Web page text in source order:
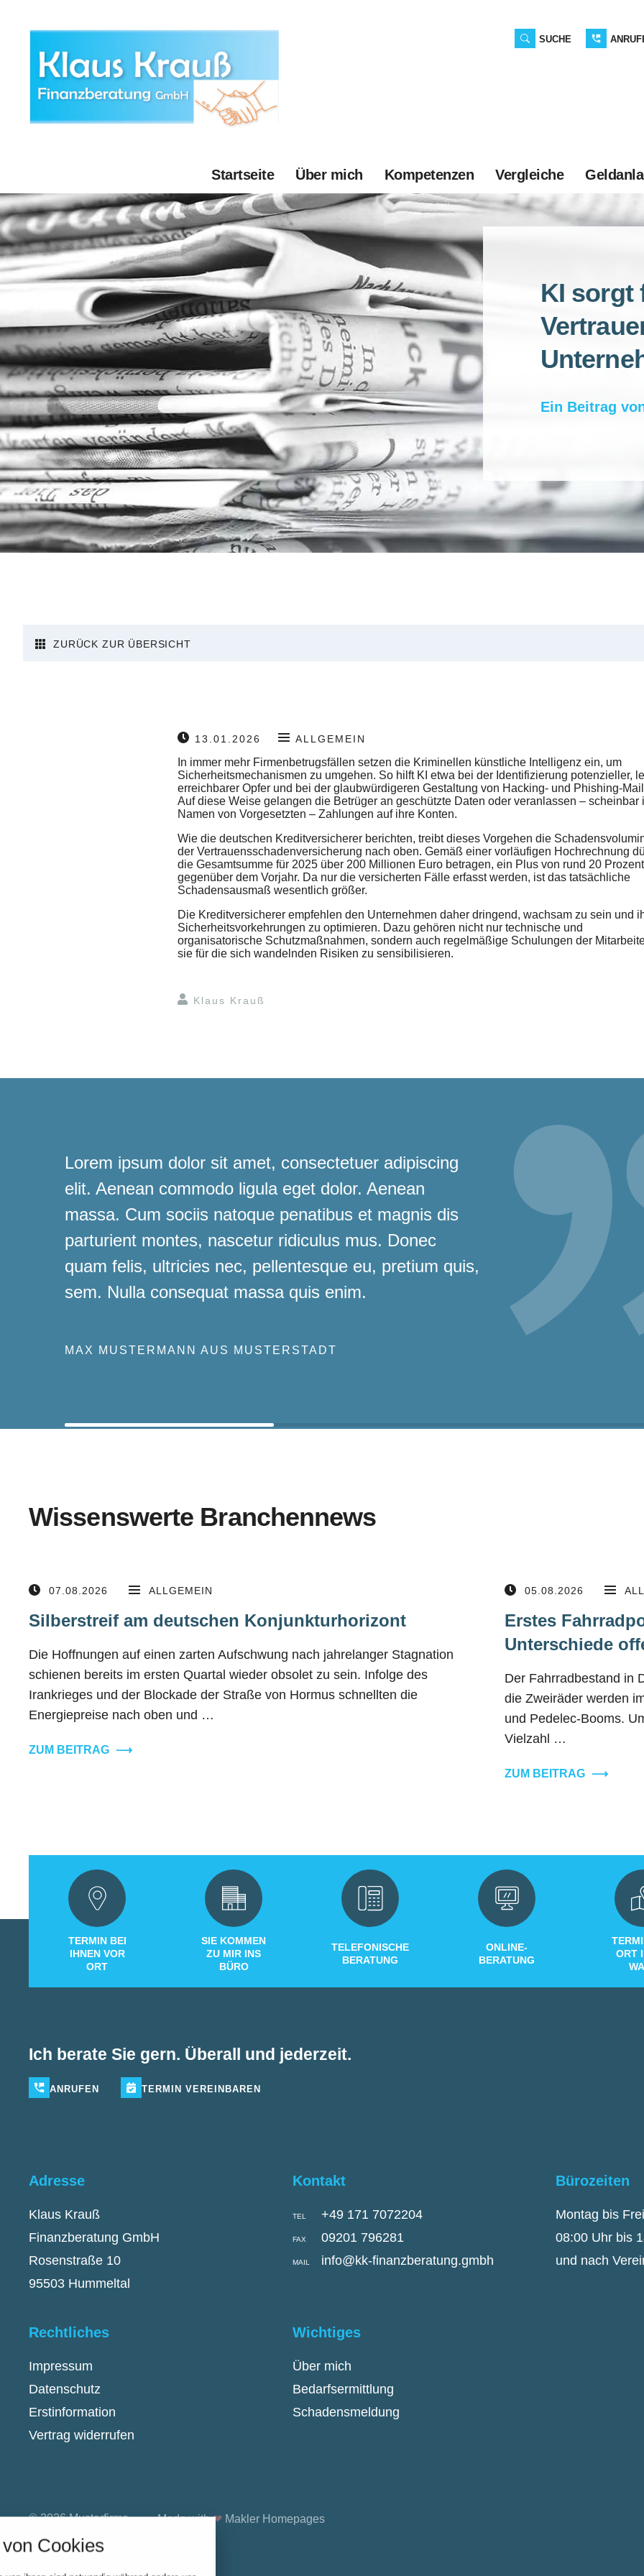
SUCHE
Startseite Über mich Kompetenzen Vergleiche
KI sorgt
Ein Beitrag
ZURÜCK ZUR ÜBERSICHT
13.01.2026 ALLGEMEIN
In immer mehr Firmenbetrugsfällen setzen die Kriminellen künstliche Intelligenz ein, um
Sicherheitsmechanismen zu umgehen. So hilft KI etwa bei der Identifizierung potenzieller,
erreichbarer Opfer und bei der glaubwürdigeren Gestaltung von Hacking- und Phishing-
Auf diese Weise gelangen die Betrüger an geschützte Daten oder veranlassen – scheinbar
Namen von Vorgesetzten – Zahlungen auf ihre Konten.
Wie die deutschen Kreditversicherer berichten, treibt dieses Vorgehen die
der Vertrauensschadenversicherung nach oben. Gemäß einer vorläufigen Hochrechnung
die Gesamtsumme für 2025 über 200 Millionen Euro betragen, ein Plus von rund 20 Prozent
gegenüber dem Vorjahr. Da nur die versicherten Fälle erfasst werden, ist das tatsächliche
Schadensausmaß wesentlich größer.
Die Kreditversicherer empfehlen den Unternehmen daher dringend, wachsam zu sein und
Sicherheitsvorkehrungen zu optimieren. Dazu gehören nicht nur technische und
organisatorische Schutzmaßnahmen, sondern auch regelmäßige Schulungen der
sie für die sich wandelnden Risiken zu sensibilisieren.
Klaus Krauß
Lorem ipsum dolor sit amet, consectetuer adipiscing
elit. Aenean commodo ligula eget dolor. Aenean
massa. Cum sociis natoque penatibus et magnis dis
parturient montes, nascetur ridiculus mus. Donec
quam felis, ultricies nec, pellentesque eu, pretium quis,
sem. Nulla consequat massa quis enim.
MAX MUSTERMANN AUS MUSTERSTADT
Wissenswerte Branchennews
07.08.2026 ALLGEMEIN
Silberstreif am deutschen Konjunkturhorizont
Die Hoffnungen auf einen zarten Aufschwung nach jahrelanger Stagnation
schienen bereits im ersten Quartal wieder obsolet zu sein. Infolge des
Irankrieges und der Blockade der Straße von Hormus schnellten die
Energiepreise nach oben und …
ZUM BEITRAG ⟶
05.08.2026
Erstes
Unterschiede
Der Fahrradbestand in
die Zweiräder werden
und Pedelec-Booms.
Vielzahl …
ZUM BEITRAG ⟶
TERMIN BEI
IHNEN VOR
ORT
SIE KOMMEN
ZU MIR INS
BÜRO
TELEFONISCHE
BERATUNG
ONLINE-
BERATUNG
ORT
Ich berate Sie gern. Überall und jederzeit.
ANRUFEN TERMIN VEREINBAREN
Adresse
Klaus Krauß
Finanzberatung GmbH
Rosenstraße 10
95503 Hummeltal
Kontakt
TEL +49 171 7072204
FAX 09201 796281
MAIL info@kk-finanzberatung.gmbh
Bürozeiten
Montag bis
08:00 Uhr bis
und nach
Rechtliches
Impressum
Datenschutz
Erstinformation
Vertrag widerrufen
Wichtiges
Über mich
Bedarfsermittlung
Schadensmeldung
© 2026 Musterfirma Made with❤ Makler Homepages
Cookies
Cookies und Skripte. Sie haben die